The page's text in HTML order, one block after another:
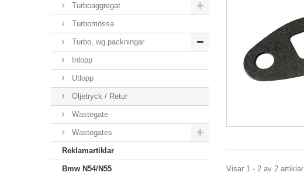
Turboaggregat
Turbomössa
Turbo, wg packningar
Inlopp
Utlopp
Oljetryck / Retur
Wastegate
Wastegates
Reklamartiklar
Bmw N54/N55 Visar 1 - 2 av 2 artiklar